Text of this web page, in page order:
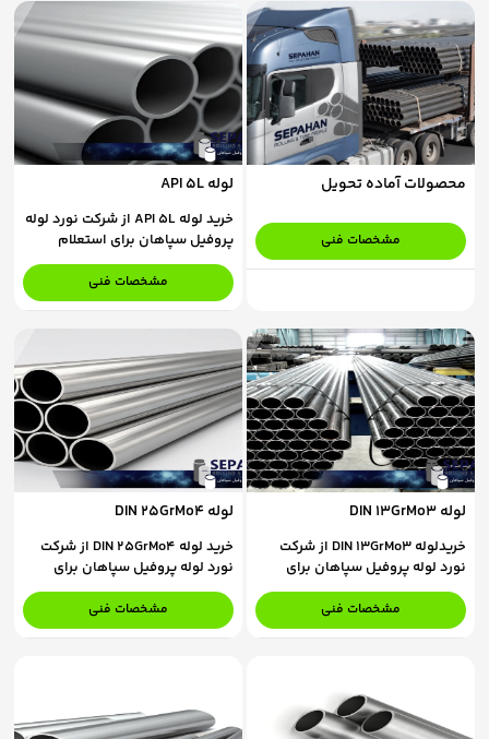
محصولات آماده تحویل
مشخصات فنی
لوله API 5L
خرید لوله API 5L از شرکت نورد لوله
پروفیل سپاهان برای استعلام
قیمت و ثبت سفارش، با کارشناسان
فروش ما در تماس باشید.
مشخصات فنی
لوله DIN 13GrMo3
خریدلوله DIN 13GrMo3 از شرکت
نورد لوله پروفیل سپاهان برای
استعلام قیمت و ثبت سفارش، با
کارشناسان فروش ما در تماس
باشید.
مشخصات فنی
لوله DIN 25GrMo4
خرید لوله DIN 25GrMo4 از شرکت
نورد لوله پروفیل سپاهان برای
استعلام قیمت و ثبت سفارش، با
کارشناسان فروش ما در تماس
باشید.
مشخصات فنی